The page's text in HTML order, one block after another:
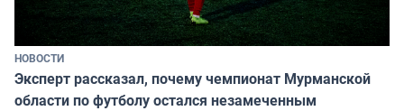
НОВОСТИ
Эксперт рассказал, почему чемпионат Мурманской
области по футболу остался незамеченным